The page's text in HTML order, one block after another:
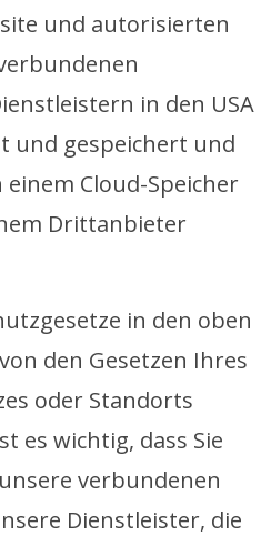
und autorisierten
in den USA
und gespeichert und
Cloud-Speicher
Drittanbieter
in den oben
den Gesetzen Ihres
oder Standorts
es wichtig, dass Sie
verbundenen
Dienstleister, die